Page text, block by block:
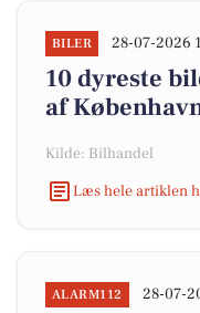
BILER 28-07-2026
10 dyreste
af
Kilde: Bilhandel
Læs hele artiklen
ALARM112 28-07-